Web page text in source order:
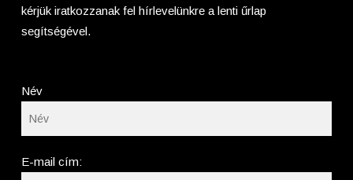
kérjük iratkozzanak fel hírlevelünkre a lenti űrlap
segítségével.
Név
E-mail cím: